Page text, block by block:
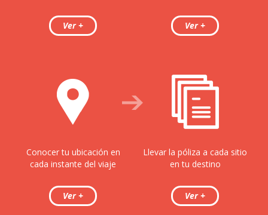
Conocer tu ubicación en
cada instante del viaje
Llevar la póliza a cada sitio
en tu destino